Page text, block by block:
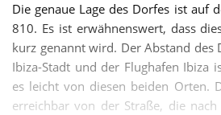
Die genaue Lage des Dorfes ist auf
810. Es ist erwähnenswert, dass
kurz genannt wird. Der Abstand des
Ibiza-Stadt und der Flughafen Ibiza
es leicht von diesen beiden Orten.
erreichbar von der Straße, die